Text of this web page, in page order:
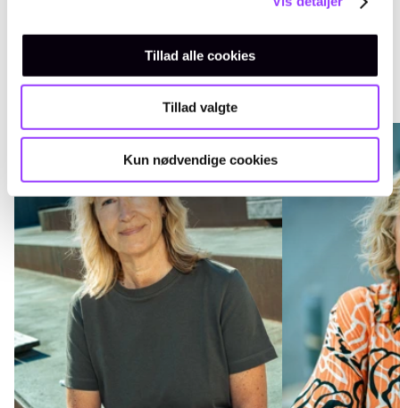
Tillad alle cookies
Tillad valgte
Kun nødvendige cookies
finmekaniker.